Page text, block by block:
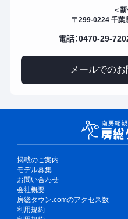
＜
〒299-0224 千葉
電話：0470-29-
メールでの
掲載のご案内
モデル募集
お問い合わせ
会社概要
房総タウン.comのアクセス数
利用規約